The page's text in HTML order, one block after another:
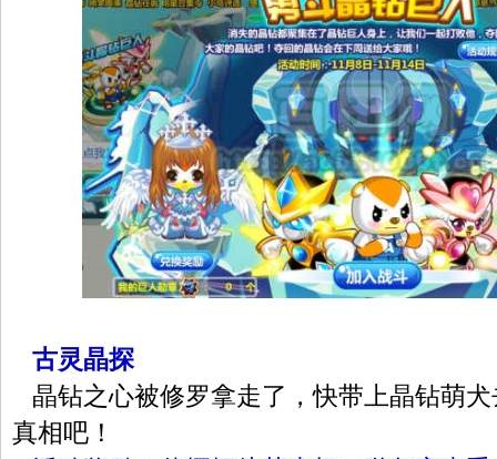
古灵晶探
晶钻之心被修罗拿走了，快带上晶钻萌
真相吧！